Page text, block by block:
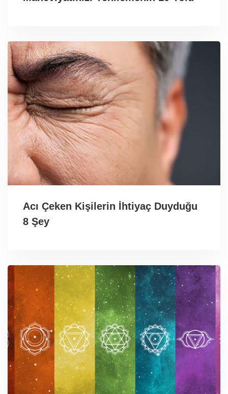
Acı Çeken Kişilerin İhtiyaç Duyduğu
8 Şey